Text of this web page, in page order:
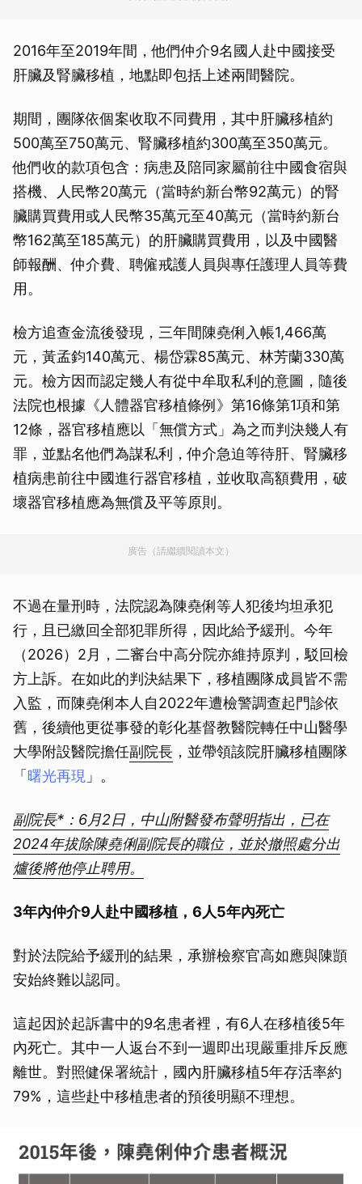
2016年至2019年間，他們仲介9名國人赴中國接受
肝臟及腎臟移植，地點即包括上述兩間醫院。
期間，團隊依個案收取不同費用，其中肝臟移植約
500萬至750萬元、腎臟移植約300萬至350萬元。
他們收的款項包含：病患及陪同家屬前往中國食宿與
搭機、人民幣20萬元（當時約新台幣92萬元）的腎
臟購買費用或人民幣35萬元至40萬元（當時約新台
幣162萬至185萬元）的肝臟購買費用，以及中國醫
師報酬、仲介費、聘僱戒護人員與專任護理人員等費
用。
檢方追查金流後發現，三年間陳堯俐入帳1,466萬
元，黃孟鈞140萬元、楊岱霖85萬元、林芳蘭330萬
元。檢方因而認定幾人有從中牟取私利的意圖，隨後
法院也根據《人體器官移植條例》第16條第1項和第
12條，器官移植應以「無償方式」為之而判決幾人有
罪，並點名他們為謀私利，仲介急迫等待肝、腎臟移
植病患前往中國進行器官移植，並收取高額費用，破
壞器官移植應為無償及平等原則。
廣告（請繼續閱讀本文）
不過在量刑時，法院認為陳堯俐等人犯後均坦承犯
行，且已繳回全部犯罪所得，因此給予緩刑。今年
（2026）2月，二審台中高分院亦維持原判，駁回檢
方上訴。在如此的判決結果下，移植團隊成員皆不需
入監，而陳堯俐本人自2022年遭檢警調查起門診依
舊，後續他更從事發的彰化基督教醫院轉任中山醫學
大學附設醫院擔任副院長 ，並帶領該院肝臟移植團隊
「 曙光再現 」。
副院長*：6月2日，中山附醫發布聲明指出，已在
2024年拔除陳堯俐副院長的職位，並於撤照處分出
爐後將他停止聘用。
3年內仲介9人赴中國移植，6人5年內死亡
對於法院給予緩刑的結果，承辦檢察官高如應與陳顗
安始終難以認同。
這起因於起訴書中的9名患者裡，有6人在移植後5年
內死亡。其中一人返台不到一週即出現嚴重排斥反應
離世。對照健保署統計，國內肝臟移植5年存活率約
79%，這些赴中移植患者的預後明顯不理想。